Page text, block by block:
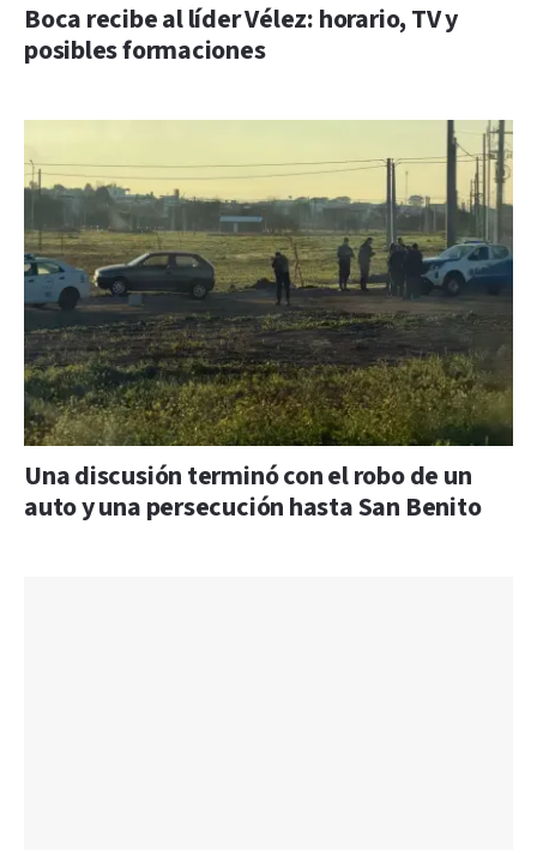
Boca recibe al líder Vélez: horario, TV y
posibles formaciones
Una discusión terminó con el robo de un
auto y una persecución hasta San Benito